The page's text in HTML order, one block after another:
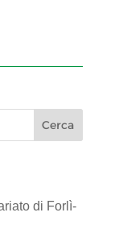
di Forlì-